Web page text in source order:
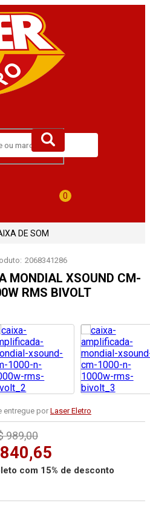
0
DE SOM
2068341286
MONDIAL XSOUND CM-
RMS BIVOLT
entregue por Laser Eletro
com 15% de desconto
989,00